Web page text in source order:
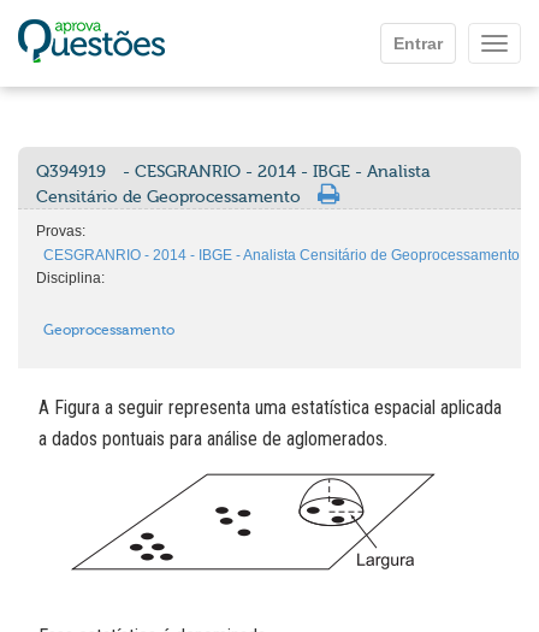
Entrar
Q394919
- CESGRANRIO - 2014 - IBGE - Analista
Censitário de Geoprocessamento
Provas:
CESGRANRIO - 2014 - IBGE - Analista Censitário de Geoprocessamento
Disciplina:
Geoprocessamento
A Figura a seguir representa uma estatística espacial aplicada
a dados pontuais para análise de aglomerados.